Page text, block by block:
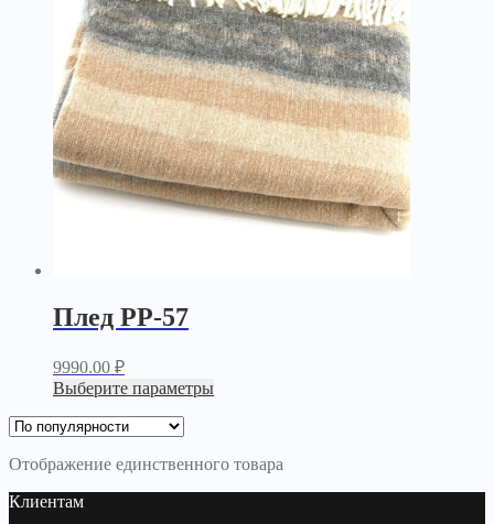
Плед PP-57
9990.00 ₽
Выберите параметры
Отображение единственного товара
Клиентам